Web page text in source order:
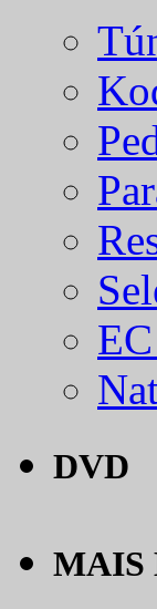
DVD
MAIS